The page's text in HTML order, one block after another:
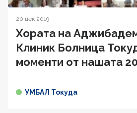
20 дек 2019
Хората на
Клиник Болница
моменти от нашата
УМБАЛ Токуда